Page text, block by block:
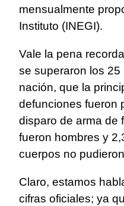
mensualmente
Instituto (INEGI).
Vale la pena
se superaron los
nación, que la
defunciones fueron
disparo de arma de
fueron hombres y
cuerpos no
Claro, estamos
cifras oficiales; ya